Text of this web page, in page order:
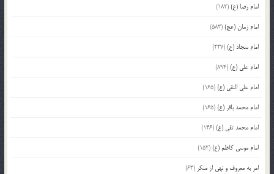
امام رضا (ع)(182)
امام زمان (عج)(583)
امام سجاد (ع)(227)
امام علی (ع)(894)
امام علی النقی (ع)(165)
امام محمد باقر (ع)(165)
امام محمد تقی (ع)(146)
امام موسی کاظم (ع)(152)
امر به معروف و نهی از منکر (63)